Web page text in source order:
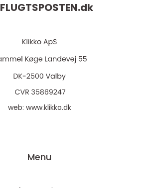
dk
web: www.klikko.dk
Menu